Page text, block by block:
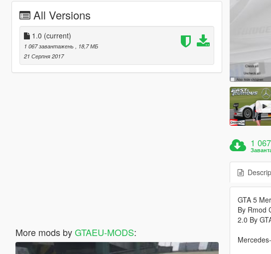
All Versions
1.0 (current)
1 067 завантажень , 18,7 МБ
21 Серпня 2017
More mods byGTAEU-MODS:
1 067
GTA 5
By Rmod
2.0 By